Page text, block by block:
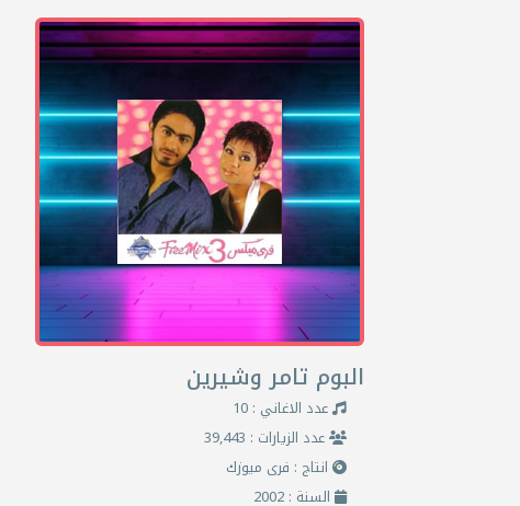
البوم تامر وشيرين
عدد الاغاني : 10
عدد الزيارات : 39,443
انتاج : فرى ميوزك
السنة : 2002